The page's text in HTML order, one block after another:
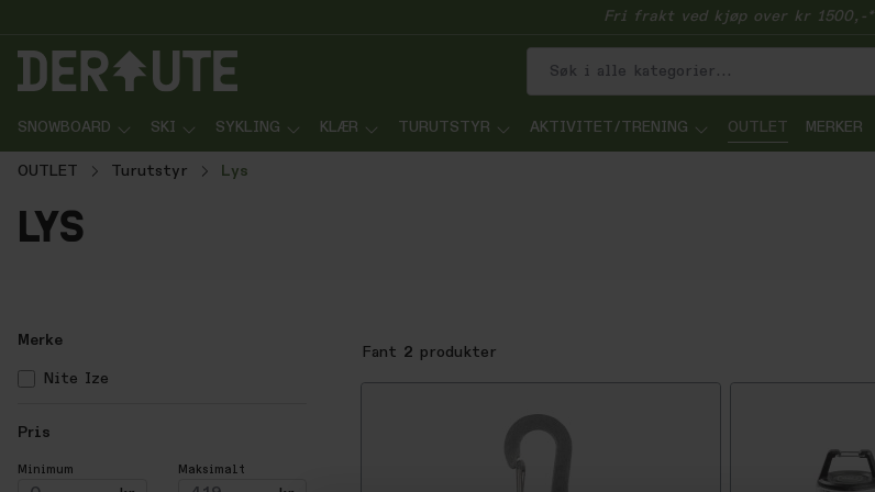
Fri frakt ved kjøp over kr 1500,-*
SNOWBOARD SKI SYKLING KLÆR TURUTSTYR AKTIVITET/TRENING OUTLET MERKER
OUTLET Turutstyr Lys
lys
Merke
Nite Ize
Pris
Minimum Maksimalt
Fant 2 produkter